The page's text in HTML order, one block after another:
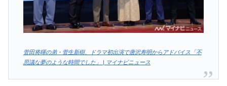
菅田将暉の弟・菅生新樹、ドラマ初出演で唐沢寿明からアドバイス「不
思議な夢のような時間でした」 | マイナビニュース